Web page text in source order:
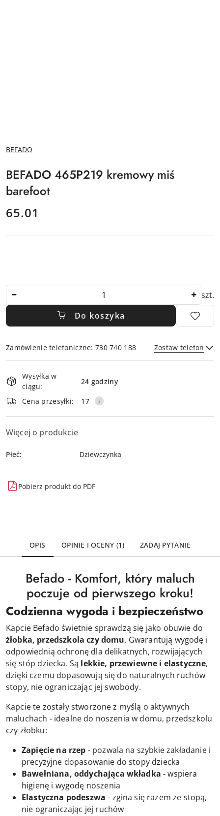
NAZWA
PRODUCENTA:
BEFADO
BEFADO 465P219 kremowy miś
barefoot
cena:
65.01
szt.
Do koszyka
Zamówienie telefoniczne: 730 740 188 Zostaw telefon
i
dostawa
Wysyłka w
ciągu:
24 godziny
Cena przesyłki: 17
Więcej o produkcie
Płeć: Dziewczynka
Pobierz produkt do PDF
OPIS OPINIE I OCENY (1) ZADAJ PYTANIE
Befado - Komfort, który maluch
poczuje od pierwszego kroku!
Codzienna wygoda i bezpieczeństwo
Kapcie Befado świetnie sprawdzą się jako obuwie do
żłobka, przedszkola czy domu. Gwarantują wygodę i
odpowiednią ochronę dla delikatnych, rozwijających
się stóp dziecka. Są lekkie, przewiewne i elastyczne,
dzięki czemu dopasowują się do naturalnych ruchów
stopy, nie ograniczając jej swobody.
Kapcie te zostały stworzone z myślą o aktywnych
maluchach - idealne do noszenia w domu, przedszkolu
czy żłobku:
Zapięcie na rzep - pozwala na szybkie zakładanie i
precyzyjne dopasowanie do stopy dziecka
Bawełniana, oddychająca wkładka - wspiera
higienę i wygodę noszenia
Elastyczna podeszwa - zgina się razem ze stopą,
nie ograniczając jej ruchów